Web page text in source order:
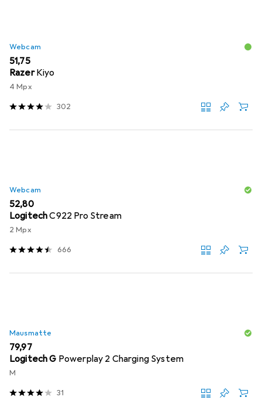
Webcam
EUR
51,75
Razer Kiyo
4 Mpx
302
Webcam
EUR
52,80
LogitechC922 Pro Stream
2 Mpx
666
Mausmatte
EUR
79,97
Logitech G Powerplay 2 Charging System
M
31